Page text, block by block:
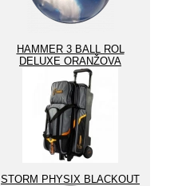
HAMMER 3 BALL ROL
DELUXE ORANŽOVA
STORM PHYSIX BLACKOUT